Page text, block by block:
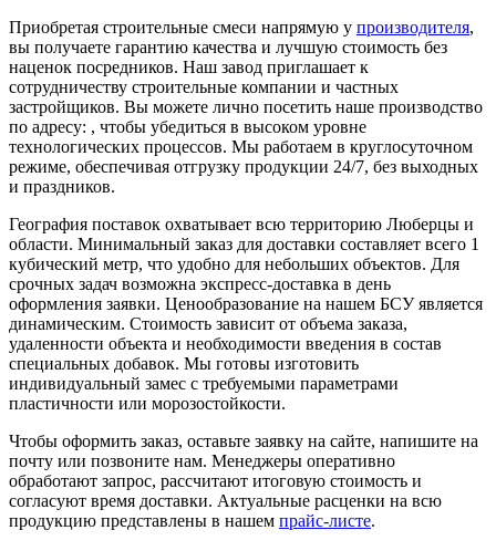
Приобретая строительные смеси напрямую у производителя,
вы получаете гарантию качества и лучшую стоимость без
наценок посредников. Наш завод приглашает к
сотрудничеству строительные компании и частных
застройщиков. Вы можете лично посетить наше производство
по адресу: , чтобы убедиться в высоком уровне
технологических процессов. Мы работаем в круглосуточном
режиме, обеспечивая отгрузку продукции 24/7, без выходных
и праздников.
География поставок охватывает всю территорию Люберцы и
области. Минимальный заказ для доставки составляет всего 1
кубический метр, что удобно для небольших объектов. Для
срочных задач возможна экспресс-доставка в день
оформления заявки. Ценообразование на нашем БСУ является
динамическим. Стоимость зависит от объема заказа,
удаленности объекта и необходимости введения в состав
специальных добавок. Мы готовы изготовить
индивидуальный замес с требуемыми параметрами
пластичности или морозостойкости.
Чтобы оформить заказ, оставьте заявку на сайте, напишите на
почту или позвоните нам. Менеджеры оперативно
обработают запрос, рассчитают итоговую стоимость и
согласуют время доставки. Актуальные расценки на всю
продукцию представлены в нашем прайс-листе.